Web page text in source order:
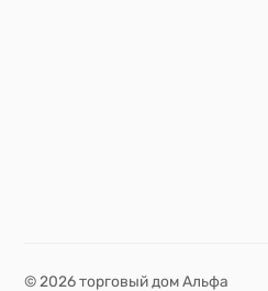
© 2026 торговый дом Альфа